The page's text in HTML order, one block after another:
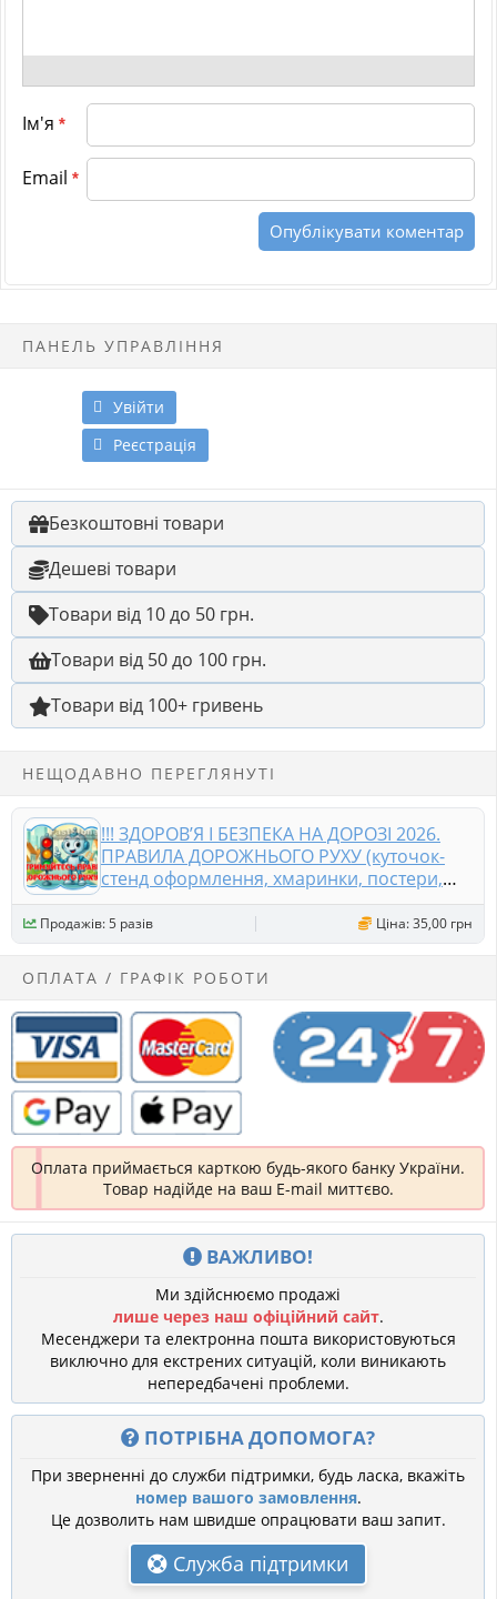
Ім'я *
Email *
ПАНЕЛЬ УПРАВЛІННЯ
Увійти
Реєстрація
Безкоштовні товари
Дешеві товари
Товари від 10 до 50 грн.
Товари від 50 до 100 грн.
Товари від 100+ гривень
НЕЩОДАВНО ПЕРЕГЛЯНУТІ
!!! ЗДОРОВ’Я І БЕЗПЕКА НА ДОРОЗІ 2026.
ПРАВИЛА ДОРОЖНЬОГО РУХУ (куточок-
стенд оформлення, хмаринки, постери,
дорожні знаки)
Продажів: 5 разів Ціна: 35,00 грн
ОПЛАТА / ГРАФІК РОБОТИ
Оплата приймається карткою будь-якого банку України.
Товар надійде на ваш E-mail миттєво.
ВАЖЛИВО!
Ми здійснюємо продажі
лише через наш офіційний сайт.
Месенджери та електронна пошта використовуються
виключно для екстрених ситуацій, коли виникають
непередбачені проблеми.
ПОТРІБНА ДОПОМОГА?
При зверненні до служби підтримки, будь ласка, вкажіть
номер вашого замовлення.
Це дозволить нам швидше опрацювати ваш запит.
Служба підтримки